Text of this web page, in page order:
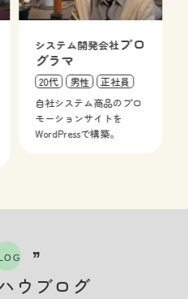
システム開発会社プロ
グラマ
男性
正社員
自社システム商品のプロ
モーションサイトを
WordPressで構築。
”
ウブログ